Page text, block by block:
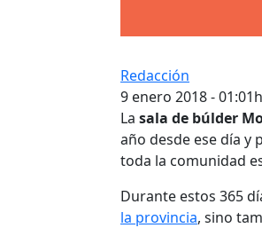
Redacción
9 enero 2018 - 01:01h
La sala de búlder
año desde ese día y
toda la comunidad
Durante estos 365
la provincia, sino